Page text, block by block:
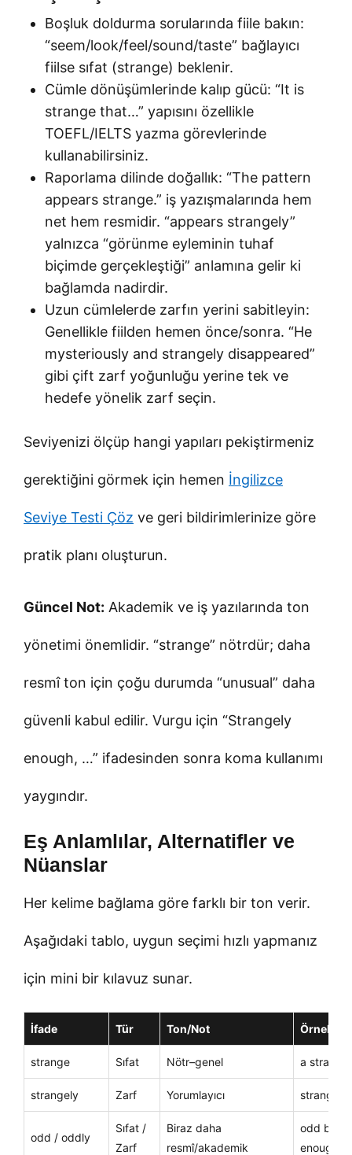
Boşluk doldurma sorularında fiile bakın:
“seem/look/feel/sound/taste” bağlayıcı
fiilse sıfat (strange) beklenir.
Cümle dönüşümlerinde kalıp gücü: “It is
strange that…” yapısını özellikle
TOEFL/IELTS yazma görevlerinde
kullanabilirsiniz.
Raporlama dilinde doğallık: “The pattern
appears strange.” iş yazışmalarında hem
net hem resmidir. “appears strangely”
yalnızca “görünme eyleminin tuhaf
biçimde gerçekleştiği” anlamına gelir ki
bağlamda nadirdir.
Uzun cümlelerde zarfın yerini sabitleyin:
Genellikle fiilden hemen önce/sonra. “He
mysteriously and strangely disappeared”
gibi çift zarf yoğunluğu yerine tek ve
hedefe yönelik zarf seçin.
Seviyenizi ölçüp hangi yapıları pekiştirmeniz
gerektiğini görmek için hemen İngilizce
Seviye Testi Çöz ve geri bildirimlerinize göre
pratik planı oluşturun.
Güncel Not: Akademik ve iş yazılarında ton
yönetimi önemlidir. “strange” nötrdür; daha
resmî ton için çoğu durumda “unusual” daha
güvenli kabul edilir. Vurgu için “Strangely
enough, …” ifadesinden sonra koma kullanımı
yaygındır.
Eş Anlamlılar, Alternatifler ve
Nüanslar
Her kelime bağlama göre farklı bir ton verir.
Aşağıdaki tablo, uygun seçimi hızlı yapmanız
için mini bir kılavuz sunar.
İfade Tür Ton/Not Örnek
strange Sıfat Nötr–genel a strange
strangely Zarf Yorumlayıcı strangely
odd / oddly
Sıfat /
Zarf
Biraz daha
resmî/akademik
odd
enough